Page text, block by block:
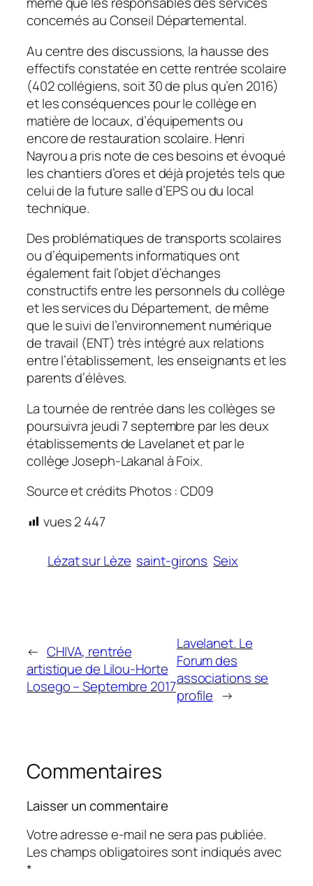
concernés au Conseil Départemental.
Au centre des discussions, la hausse des
effectifs constatée en cette rentrée scolaire
(402 collégiens, soit 30 de plus qu’en 2016)
et les conséquences pour le collège en
matière de locaux, d’équipements ou
encore de restauration scolaire. Henri
Nayrou a pris note de ces besoins et évoqué
les chantiers d’ores et déjà projetés tels que
celui de la future salle d’EPS ou du local
technique.
Des problématiques de transports scolaires
ou d’équipements informatiques ont
également fait l’objet d’échanges
constructifs entre les personnels du collège
et les services du Département, de même
que le suivi de l’environnement numérique
de travail (ENT) très intégré aux relations
entre l’établissement, les enseignants et les
parents d’élèves.
La tournée de rentrée dans les collèges se
poursuivra jeudi 7 septembre par les deux
établissements de Lavelanet et par le
collège Joseph-Lakanal à Foix.
Source et crédits Photos : CD09
vues2 447
Lézat sur Lèze saint-girons Seix
← CHIVA, rentrée
artistique de Lilou-Horte
Losego – Septembre 2017
Lavelanet. Le
Forum des
associations se
profile →
Commentaires
Laisser un commentaire
Votre adresse e-mail ne sera pas publiée.
Les champs obligatoires sont indiqués avec
*